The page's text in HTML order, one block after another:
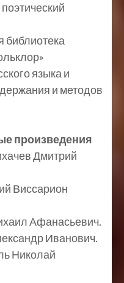
библиотека
языка и
и методов
произведения
Дмитрий
Виссарион
Афанасьевич.
Иванович.
Николай